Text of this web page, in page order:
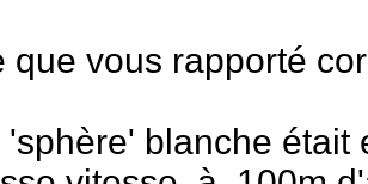
que vous rapporté
'sphère' blanche était